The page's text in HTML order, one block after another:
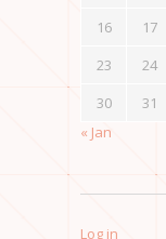
16
17
23
24
30
31
« Jan
Log in